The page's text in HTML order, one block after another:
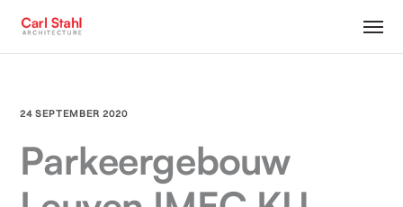
24 SEPTEMBER 2020
Parkeergebouw